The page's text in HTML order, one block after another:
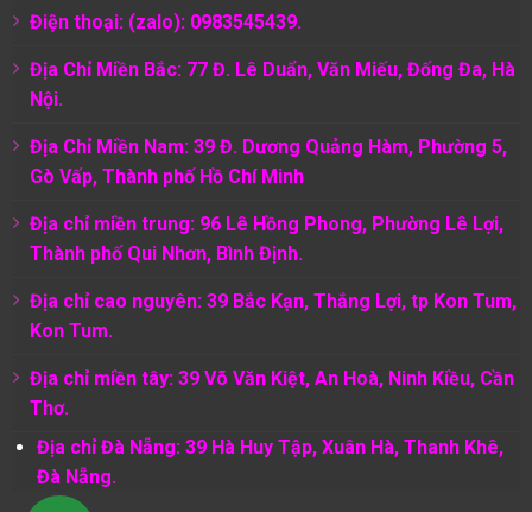
Điện thoại: (zalo): 0983545439.
Địa Chỉ Miền Bắc: 77 Đ. Lê Duẩn, Văn Miếu, Đống Đa, Hà
Nội.
Địa Chỉ Miền Nam: 39 Đ. Dương Quảng Hàm, Phường 5,
Gò Vấp, Thành phố Hồ Chí Minh
Địa chỉ miền trung: 96 Lê Hồng Phong, Phường Lê Lợi,
Thành phố Qui Nhơn, Bình Định.
Địa chỉ cao nguyên: 39 Bắc Kạn, Thắng Lợi, tp Kon Tum,
Kon Tum.
Địa chỉ miền tây: 39 Võ Văn Kiệt, An Hoà, Ninh Kiều, Cần
Thơ.
Địa chỉ Đà Nẵng: 39 Hà Huy Tập, Xuân Hà, Thanh Khê,
Đà Nẵng.